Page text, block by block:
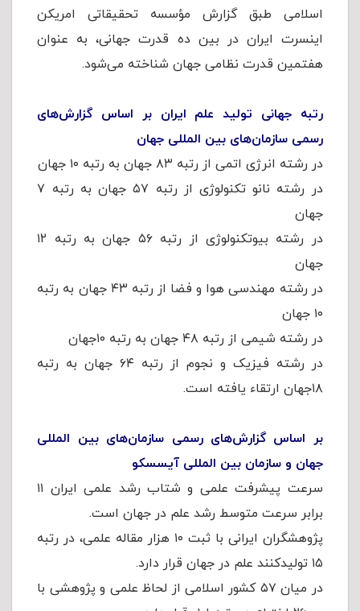
اسلامی طبق گزارش مؤسسه تحقیقاتی امریکن
اینسرت ایران در بین ده قدرت جهانی، به عنوان
هفتمین قدرت نظامی جهان شناخته می‌شود.
رتبه جهانی تولید علم ایران بر اساس گزارش‌های
رسمی سازمان‌های بین المللی جهان
در رشته انرژی اتمی از رتبه ۸۳ جهان به رتبه ۱۰ جهان
در رشته نانو تکنولوژی از رتبه ۵۷ جهان به رتبه ۷
جهان
در رشته بیوتکنولوژی از رتبه ۵۶ جهان به رتبه ۱۲
جهان
در رشته مهندسی هوا و فضا از رتبه ۴۳ جهان به رتبه
۱۰ جهان
در رشته شیمی از رتبه ۴۸ جهان به رتبه ۱۰جهان
در رشته فیزیک و نجوم از رتبه ۶۴ جهان به رتبه
۱۸جهان ارتقاء یافته است.
بر اساس گزارش‌های رسمی سازمان‌های بین المللی
جهان و سازمان بین المللی آیسسکو
سرعت پیشرفت علمی و شتاب رشد علمی ایران ۱۱
برابر سرعت متوسط رشد علم در جهان است.
پژوهشگران ایرانی با ثبت ۱۰ هزار مقاله علمی، در رتبه
۱۵ تولیدکنند علم در جهان قرار دارد.
در میان ۵۷ کشور اسلامی از لحاظ علمی و پژوهشی با